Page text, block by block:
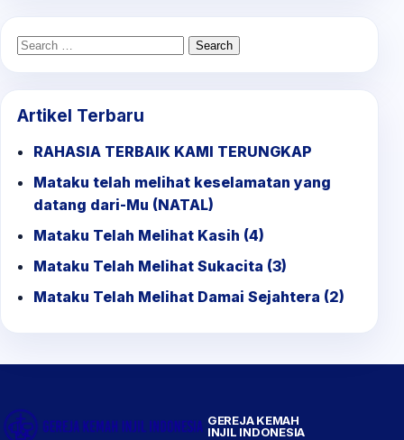
Search
Artikel Terbaru
RAHASIA TERBAIK KAMI TERUNGKAP
Mataku telah melihat keselamatan yang
datang dari-Mu (NATAL)
Mataku Telah Melihat Kasih (4)
Mataku Telah Melihat Sukacita (3)
Mataku Telah Melihat Damai Sejahtera (2)
GEREJA KEMAH
INJIL INDONESIA